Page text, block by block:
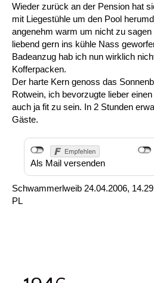
Wieder zurück an der Pension hat
mit Liegestühle um den Pool
angenehm warm um nicht zu
liebend gern ins kühle Nass
Badeanzug hab ich nun wirklich
Kofferpacken.
Der harte Kern genoss das
Rotwein, ich bevorzugte lieber
auch ja fit zu sein. In 2 Stunden
Gäste.
Als Mail versenden
Schwammerlweib 24.04.2006, 14.29
PL